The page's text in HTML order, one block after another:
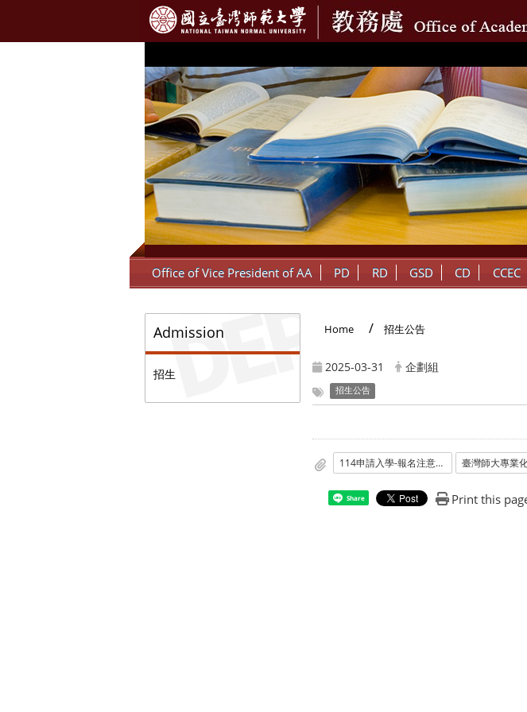
::: Office of Vice President of AA PD RD GSD CD CCEC
Admission
招生
Home 招生公告
2025-03-31 企劃組
招生公告
114申請入學-報名注意事項.pdf
Share Print this